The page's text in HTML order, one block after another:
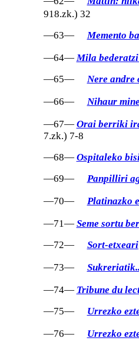
918.zk.) 32
—63—
Memento
—64—Mila
—65—
Nere andre
—66—
Nihaur
—67— Orai berriki
7.zk.) 7-8
—68— Ospitaleko
—69—
Panpilliri
—70—
Platinazko
—71— Seme sortu
—72—
Sort-etxeari
—73—
—74— Tribune du
—75—
Urrezko
—76—
Urrezko